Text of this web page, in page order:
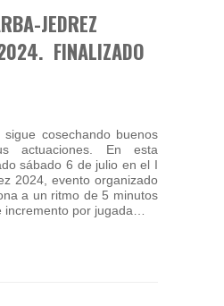
JEDREZ
FINALIZADO
cosechando buenos
actuaciones. En esta
sábado 6 de julio en el I
2024, evento organizado
a un ritmo de 5 minutos
incremento por jugada…